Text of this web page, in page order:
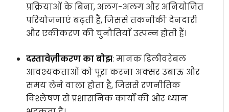
प्रक्रियाओं के बिना, अलग-अलग और अनियोजित
परियोजनाएं बढ़ती हैं, जिससे तकनीकी देनदारी
और एकीकरण की चुनौतियाँ उत्पन्न होती हैं।
दस्तावेज़ीकरण का बोझ: मानक डिलीवरेबल
आवश्यकताओं को पूरा करना अक्सर उबाऊ और
समय लेने वाला होता है, जिससे रणनीतिक
विश्लेषण से प्रशासनिक कार्यों की ओर ध्यान